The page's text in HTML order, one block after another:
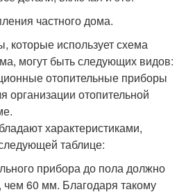
частного дома.
которые использует схема
могут быть следующих видов:
отопительные приборы
организации отопительной
характеристиками,
таблице:
прибора до пола должно
60 мм. Благодаря такому